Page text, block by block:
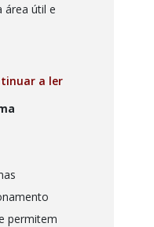
área útil e
a ler
permitem